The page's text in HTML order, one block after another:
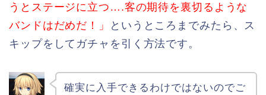
うとステージに立つ….客の期待を裏切るような
バンドはだめだ！」
というところまでみたら、ス
キップをしてガチャを引く方法です。
確実に入手できるわけではないのでご